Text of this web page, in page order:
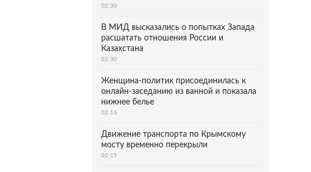
02:30
В МИД высказались о попытках Запада
расшатать отношения России и
Казахстана
02:30
Женщина-политик присоединилась к
онлайн-заседанию из ванной и показала
нижнее белье
02:16
Движение транспорта по Крымскому
мосту временно перекрыли
02:15